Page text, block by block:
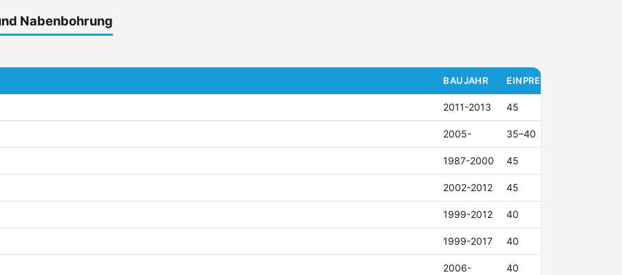
Nabenbohrung
BAUJAHR EINPRESSTIEFE (ET)
2011-2013 45
2005- 35–40
1987-2000 45
2002-2012 45
1999-2012 40
1999-2017 40
2006- 40